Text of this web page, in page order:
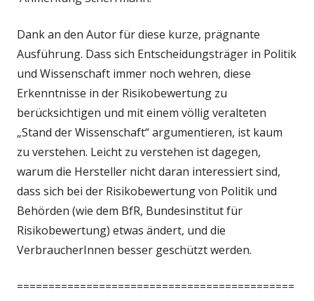
Dank an den Autor für diese kurze, prägnante
Ausführung. Dass sich Entscheidungsträger in Politik
und Wissenschaft immer noch wehren, diese
Erkenntnisse in der Risikobewertung zu
berücksichtigen und mit einem völlig veralteten
„Stand der Wissenschaft“ argumentieren, ist kaum
zu verstehen. Leicht zu verstehen ist dagegen,
warum die Hersteller nicht daran interessiert sind,
dass sich bei der Risikobewertung von Politik und
Behörden (wie dem BfR, Bundesinstitut für
Risikobewertung) etwas ändert, und die
VerbraucherInnen besser geschützt werden.
============================================